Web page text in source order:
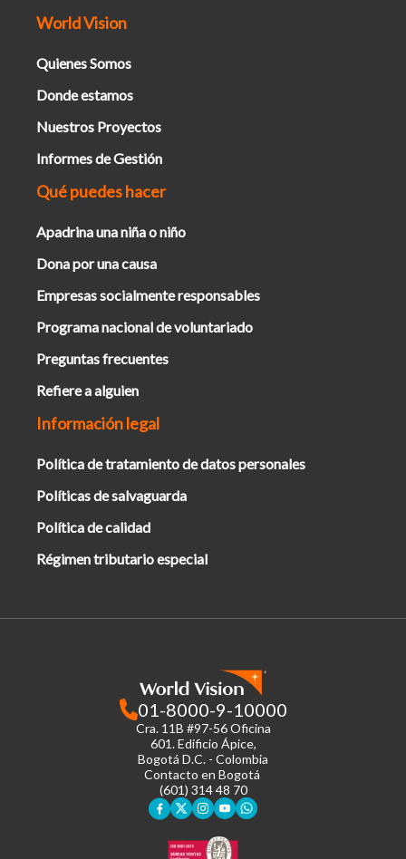
World Vision
Quienes Somos
Donde estamos
Nuestros Proyectos
Informes de Gestión
Qué puedes hacer
Apadrina una niña o niño
Dona por una causa
Empresas socialmente responsables
Programa nacional de voluntariado
Preguntas frecuentes
Refiere a alguien
Información legal
Política de tratamiento de datos personales
Políticas de salvaguarda
Política de calidad
Régimen tributario especial
01-8000-9-10000
Cra. 11B #97-56 Oficina
601.Edificio Ápice,
Bogotá D.C. - Colombia
Contacto en Bogotá
(601) 314 48 70